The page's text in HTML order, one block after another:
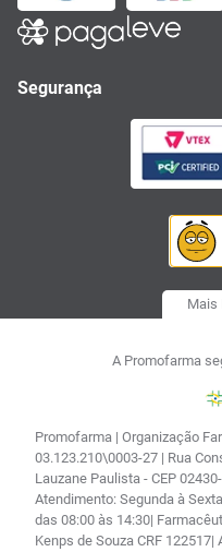
Segurança
Mais
A Promofarma
Promofarma | Organização
03.123.210\0003-27 | Rua
Lauzane Paulista - CEP
Atendimento: Segunda à
das 08:00 às 14:30|
Kenps de Souza CRF 122517|